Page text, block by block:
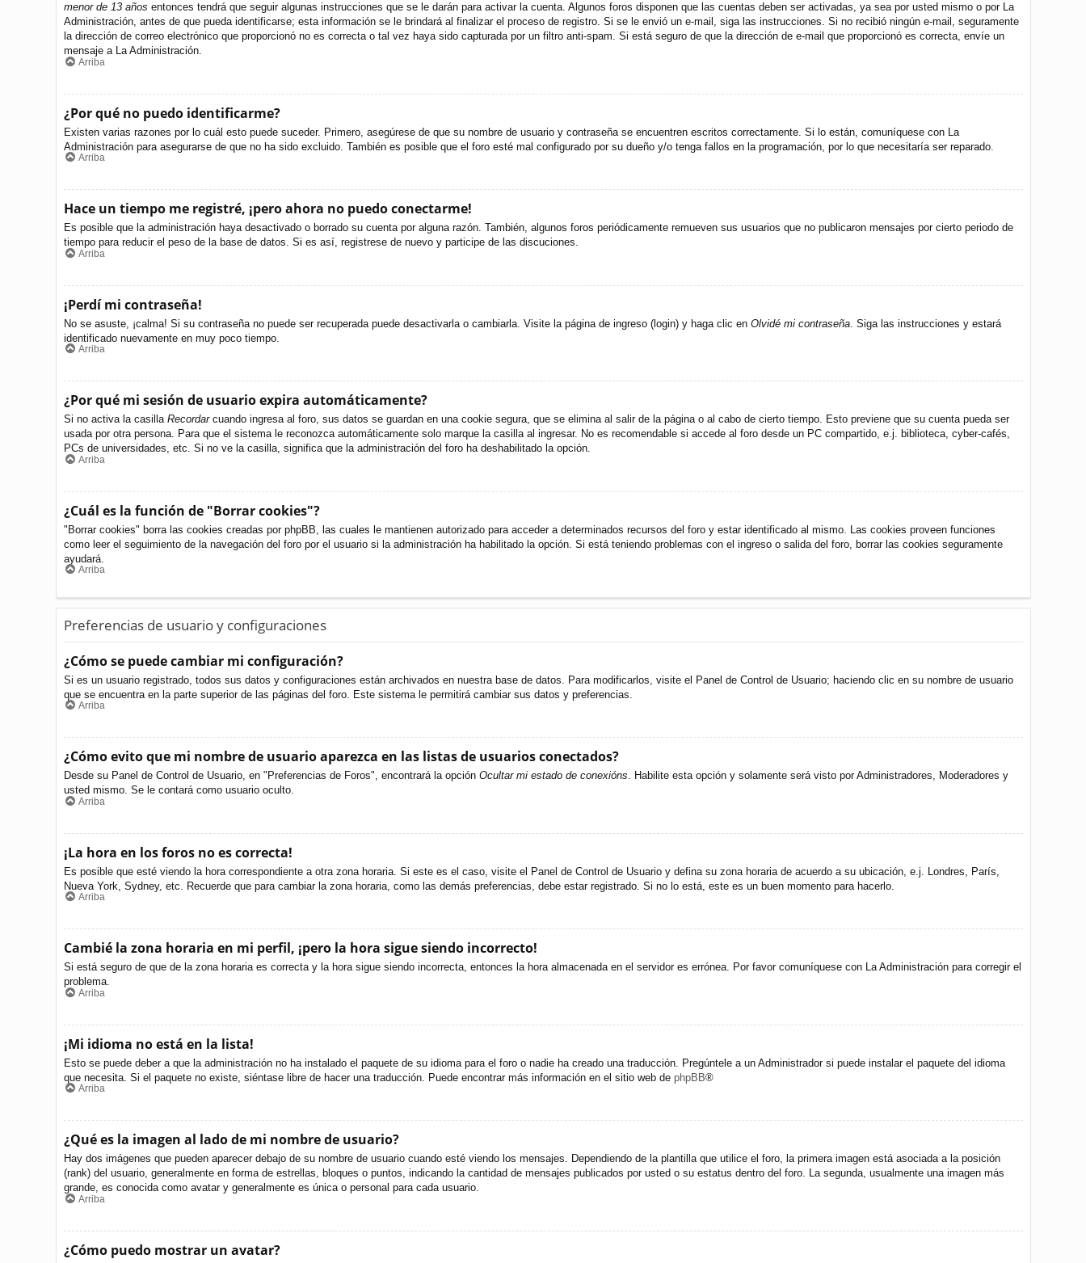
menor de 13 años entonces tendrá que seguir algunas instrucciones que se le darán para activar la cuenta. Algunos foros disponen que las cuentas deben ser activadas, ya sea por usted mismo o por La
Administración, antes de que pueda identificarse; esta información se le brindará al finalizar el proceso de registro. Si se le envió un e-mail, siga las instrucciones. Si no recibió ningún e-mail, seguramente
la dirección de correo electrónico que proporcionó no es correcta o tal vez haya sido capturada por un filtro anti-spam. Si está seguro de que la dirección de e-mail que proporcionó es correcta, envíe un
mensaje a La Administración.
Arriba
¿Por qué no puedo identificarme?
Existen varias razones por lo cuál esto puede suceder. Primero, asegúrese de que su nombre de usuario y contraseña se encuentren escritos correctamente. Si lo están, comuníquese con La
Administración para asegurarse de que no ha sido excluido. También es posible que el foro esté mal configurado por su dueño y/o tenga fallos en la programación, por lo que necesitaría ser reparado.
Arriba
Hace un tiempo me registré, ¡pero ahora no puedo conectarme!
Es posible que la administración haya desactivado o borrado su cuenta por alguna razón. También, algunos foros periódicamente remueven sus usuarios que no publicaron mensajes por cierto periodo de
tiempo para reducir el peso de la base de datos. Si es así, registrese de nuevo y participe de las discuciones.
Arriba
¡Perdí mi contraseña!
No se asuste, ¡calma! Si su contraseña no puede ser recuperada puede desactivarla o cambiarla. Visite la página de ingreso (login) y haga clic en Olvidé mi contraseña. Siga las instrucciones y estará
identificado nuevamente en muy poco tiempo.
Arriba
¿Por qué mi sesión de usuario expira automáticamente?
Si no activa la casilla Recordarcuando ingresa al foro, sus datos se guardan en una cookie segura, que se elimina al salir de la página o al cabo de cierto tiempo. Esto previene que su cuenta pueda ser
usada por otra persona. Para que el sistema le reconozca automáticamente solo marque la casilla al ingresar. No es recomendable si accede al foro desde un PC compartido, e.j. biblioteca, cyber-cafés,
PCs de universidades, etc. Si no ve la casilla, significa que la administración del foro ha deshabilitado la opción.
Arriba
¿Cuál es la función de "Borrar cookies"?
"Borrar cookies" borra las cookies creadas por phpBB, las cuales le mantienen autorizado para acceder a determinados recursos del foro y estar identificado al mismo. Las cookies proveen funciones
como leer el seguimiento de la navegación del foro por el usuario si la administración ha habilitado la opción. Si está teniendo problemas con el ingreso o salida del foro, borrar las cookies seguramente
ayudará.
Arriba
Preferencias de usuario y configuraciones
¿Cómo se puede cambiar mi configuración?
Si es un usuario registrado, todos sus datos y configuraciones están archivados en nuestra base de datos. Para modificarlos, visite el Panel de Control de Usuario; haciendo clic en su nombre de usuario
que se encuentra en la parte superior de las páginas del foro. Este sistema le permitirá cambiar sus datos y preferencias.
Arriba
¿Cómo evito que mi nombre de usuario aparezca en las listas de usuarios conectados?
Desde su Panel de Control de Usuario, en "Preferencias de Foros", encontrará la opción Ocultar mi estado de conexións. Habilite esta opción y solamente será visto por Administradores, Moderadores y
usted mismo. Se le contará como usuario oculto.
Arriba
¡La hora en los foros no es correcta!
Es posible que esté viendo la hora correspondiente a otra zona horaria. Si este es el caso, visite el Panel de Control de Usuario y defina su zona horaria de acuerdo a su ubicación, e.j. Londres, París,
Nueva York, Sydney, etc. Recuerde que para cambiar la zona horaria, como las demás preferencias, debe estar registrado. Si no lo está, este es un buen momento para hacerlo.
Arriba
Cambié la zona horaria en mi perfil, ¡pero la hora sigue siendo incorrecto!
Si está seguro de que de la zona horaria es correcta y la hora sigue siendo incorrecta, entonces la hora almacenada en el servidor es errónea. Por favor comuníquese con La Administración para corregir el
problema.
Arriba
¡Mi idioma no está en la lista!
Esto se puede deber a que la administración no ha instalado el paquete de su idioma para el foro o nadie ha creado una traducción. Pregúntele a un Administrador si puede instalar el paquete del idioma
que necesita. Si el paquete no existe, siéntase libre de hacer una traducción. Puede encontrar más información en el sitio web de phpBB®
Arriba
¿Qué es la imagen al lado de mi nombre de usuario?
Hay dos imágenes que pueden aparecer debajo de su nombre de usuario cuando esté viendo los mensajes. Dependiendo de la plantilla que utilice el foro, la primera imagen está asociada a la posición
(rank) del usuario, generalmente en forma de estrellas, bloques o puntos, indicando la cantidad de mensajes publicados por usted o su estatus dentro del foro. La segunda, usualmente una imagen más
grande, es conocida como avatar y generalmente es única o personal para cada usuario.
Arriba
¿Cómo puedo mostrar un avatar?